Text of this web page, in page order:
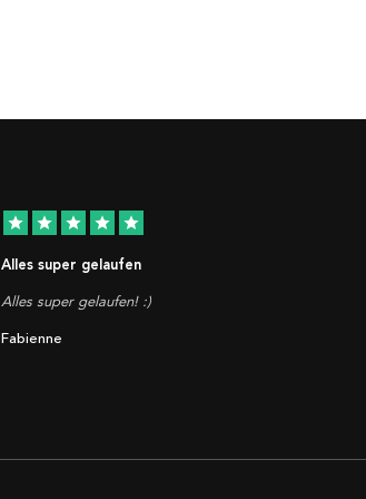
star star star star star
Alles super gelaufen
Alles super gelaufen! :)
Fabienne